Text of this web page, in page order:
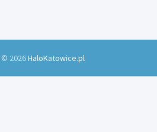
2026HaloKatowice.pl